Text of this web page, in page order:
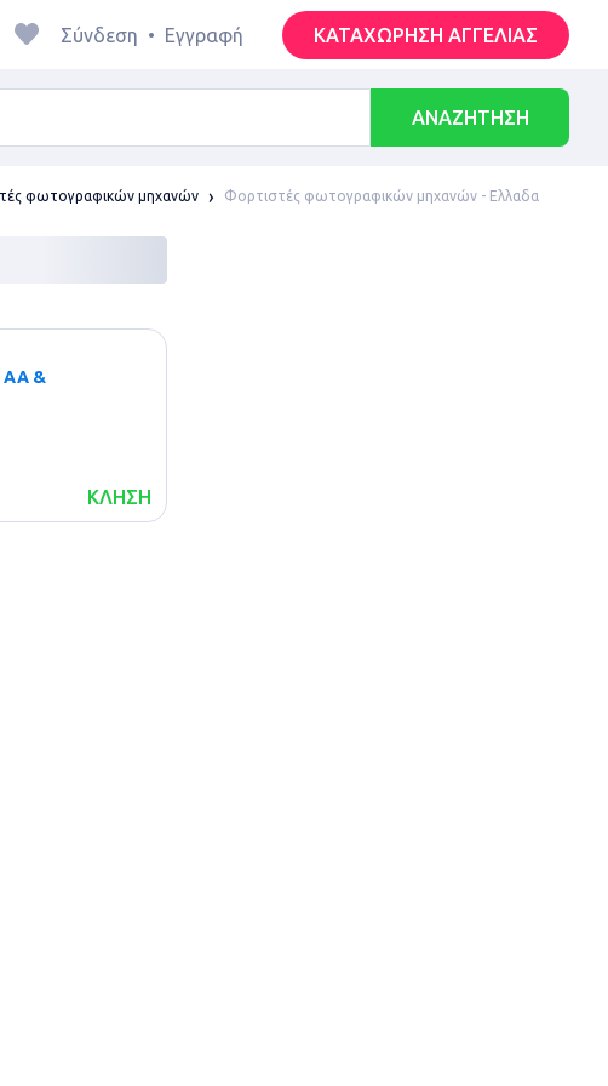
Σύνδεση • Εγγραφή ΚΑΤΑΧΩΡΗΣΗ ΑΓΓΕΛΙΑΣ
ΑΝΑΖΗΤΗΣΗ
φωτογραφικών μηχανών Φορτιστές φωτογραφικών μηχανών - Ελλαδα
AA &
ΚΛΗΣΗ